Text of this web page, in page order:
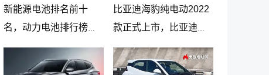
新能源电池排名前十
名，动力电池排行榜前
十名
比亚迪海豹纯电动2022
款正式上市，比亚迪海
豹纯电动报价20.98万起